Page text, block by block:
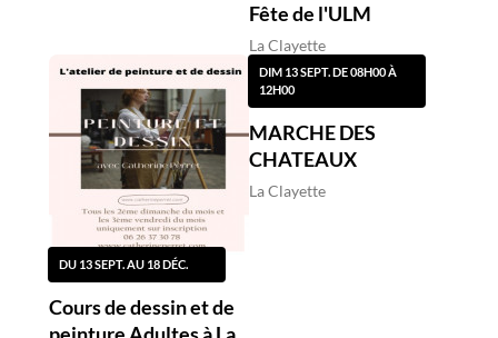
Fête de l'ULM
La Clayette
DU 13 SEPT. AU 18 DÉC.
Cours de dessin et de
DIM 13 SEPT. DE 08H00 À
12H00
MARCHE DES
CHATEAUX
La Clayette